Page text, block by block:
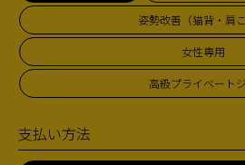
姿勢改善（猫背・肩こ
女性専用
高級プライベート
支払い方法